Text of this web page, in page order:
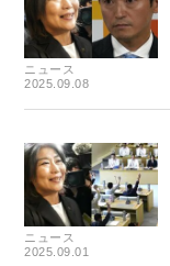
ニュース
2025.09.08
ニュース
2025.09.01